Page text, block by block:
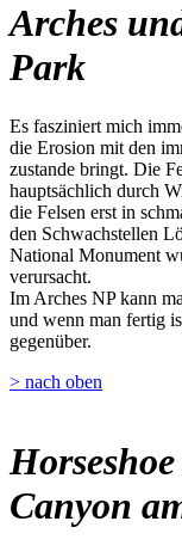
Arches
Park
Es fasziniert mich
die Erosion mit den
zustande bringt. Die
hauptsächlich durch
die Felsen erst in
den Schwachstellen
National Monument
verursacht.
Im Arches NP kann
und wenn man fertig
gegenüber.
> nach oben
Canyon